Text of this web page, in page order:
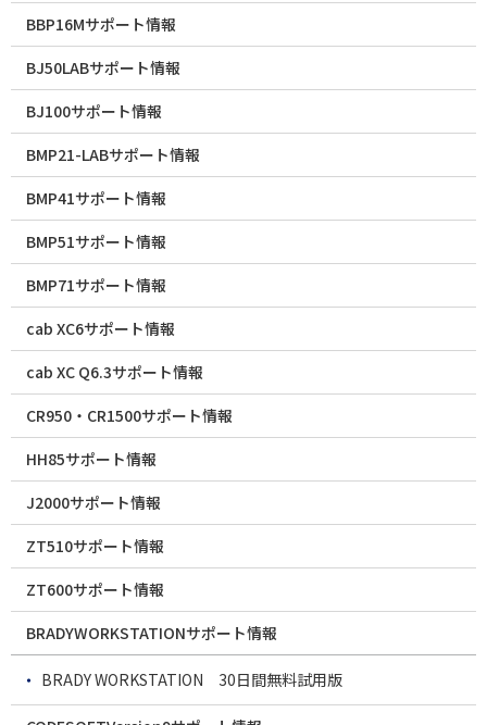
BBP16Mサポート情報
BJ50LABサポート情報
BJ100サポート情報
BMP21-LABサポート情報
BMP41サポート情報
BMP51サポート情報
BMP71サポート情報
cab XC6サポート情報
cab XC Q6.3サポート情報
CR950・CR1500サポート情報
HH85サポート情報
J2000サポート情報
ZT510サポート情報
ZT600サポート情報
BRADYWORKSTATIONサポート情報
BRADY WORKSTATION 30日間無料試用版